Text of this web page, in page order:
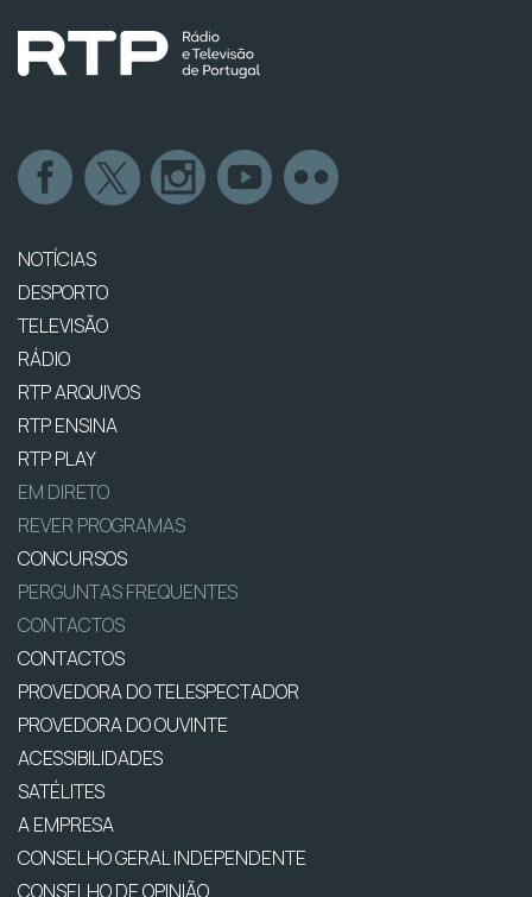
NOTÍCIAS
DESPORTO
TELEVISÃO
RÁDIO
RTP ARQUIVOS
RTP ENSINA
RTP PLAY
EM DIRETO
REVER PROGRAMAS
CONCURSOS
PERGUNTAS FREQUENTES
CONTACTOS
CONTACTOS
PROVEDORA DO TELESPECTADOR
PROVEDORA DO OUVINTE
ACESSIBILIDADES
SATÉLITES
A EMPRESA
CONSELHO GERAL INDEPENDENTE
CONSELHO DE OPINIÃO